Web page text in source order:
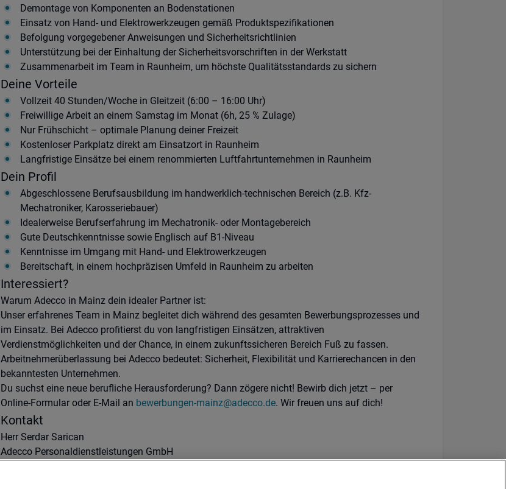
Demontage von Komponenten an Bodenstationen
Einsatz von Hand- und Elektrowerkzeugen gemäß Produktspezifikationen
Befolgung vorgegebener Anweisungen und Sicherheitsrichtlinien
Unterstützung bei der Einhaltung der Sicherheitsvorschriften in der Werkstatt
Zusammenarbeit im Team in Raunheim, um höchste Qualitätsstandards zu sichern
Deine Vorteile
Vollzeit 40 Stunden/Woche in Gleitzeit (6:00 – 16:00 Uhr)
Freiwillige Arbeit an einem Samstag im Monat (6h, 25 % Zulage)
Nur Frühschicht – optimale Planung deiner Freizeit
Kostenloser Parkplatz direkt am Einsatzort in Raunheim
Langfristige Einsätze bei einem renommierten Luftfahrtunternehmen in Raunheim
Dein Profil
Abgeschlossene Berufsausbildung im handwerklich-technischen Bereich (z.B. Kfz-
Mechatroniker, Karosseriebauer)
Idealerweise Berufserfahrung im Mechatronik- oder Montagebereich
Gute Deutschkenntnisse sowie Englisch auf B1-Niveau
Kenntnisse im Umgang mit Hand- und Elektrowerkzeugen
Bereitschaft, in einem hochpräzisen Umfeld in Raunheim zu arbeiten
Interessiert?
Warum Adecco in Mainz dein idealer Partner ist:
Unser erfahrenes Team in Mainz begleitet dich während des gesamten Bewerbungsprozesses und
im Einsatz. Bei Adecco profitierst du von langfristigen Einsätzen, attraktiven
Verdienstmöglichkeiten und der Chance, in einem zukunftssicheren Bereich Fuß zu fassen.
Arbeitnehmerüberlassung bei Adecco bedeutet: Sicherheit, Flexibilität und Karrierechancen in den
bekanntesten Unternehmen.
Du suchst eine neue berufliche Herausforderung? Dann zögere nicht! Bewirb dich jetzt – per
Online-Formular oder E-Mail an bewerbungen-mainz@adecco.de. Wir freuen uns auf dich!
Kontakt
Herr Serdar Sarican
Adecco Personaldienstleistungen GmbH